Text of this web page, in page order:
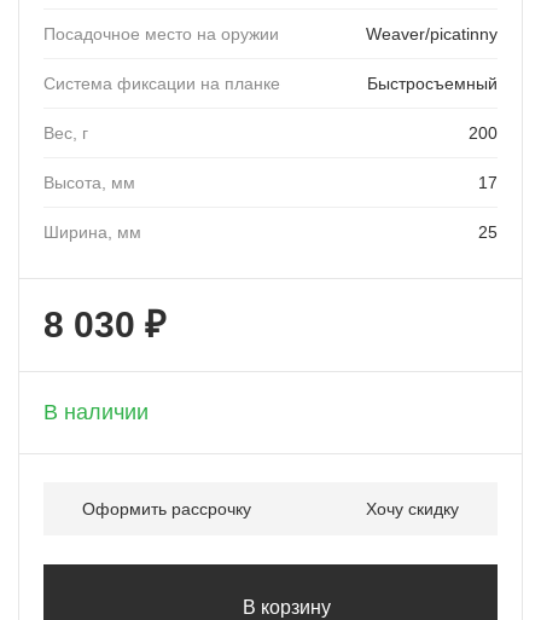
Посадочное место на оружии Weaver/picatinny
Система фиксации на планке Быстросъемный
Вес, г 200
Высота, мм 17
Ширина, мм 25
8 030 ₽
В наличии
Оформить рассрочку Хочу скидку
В корзину